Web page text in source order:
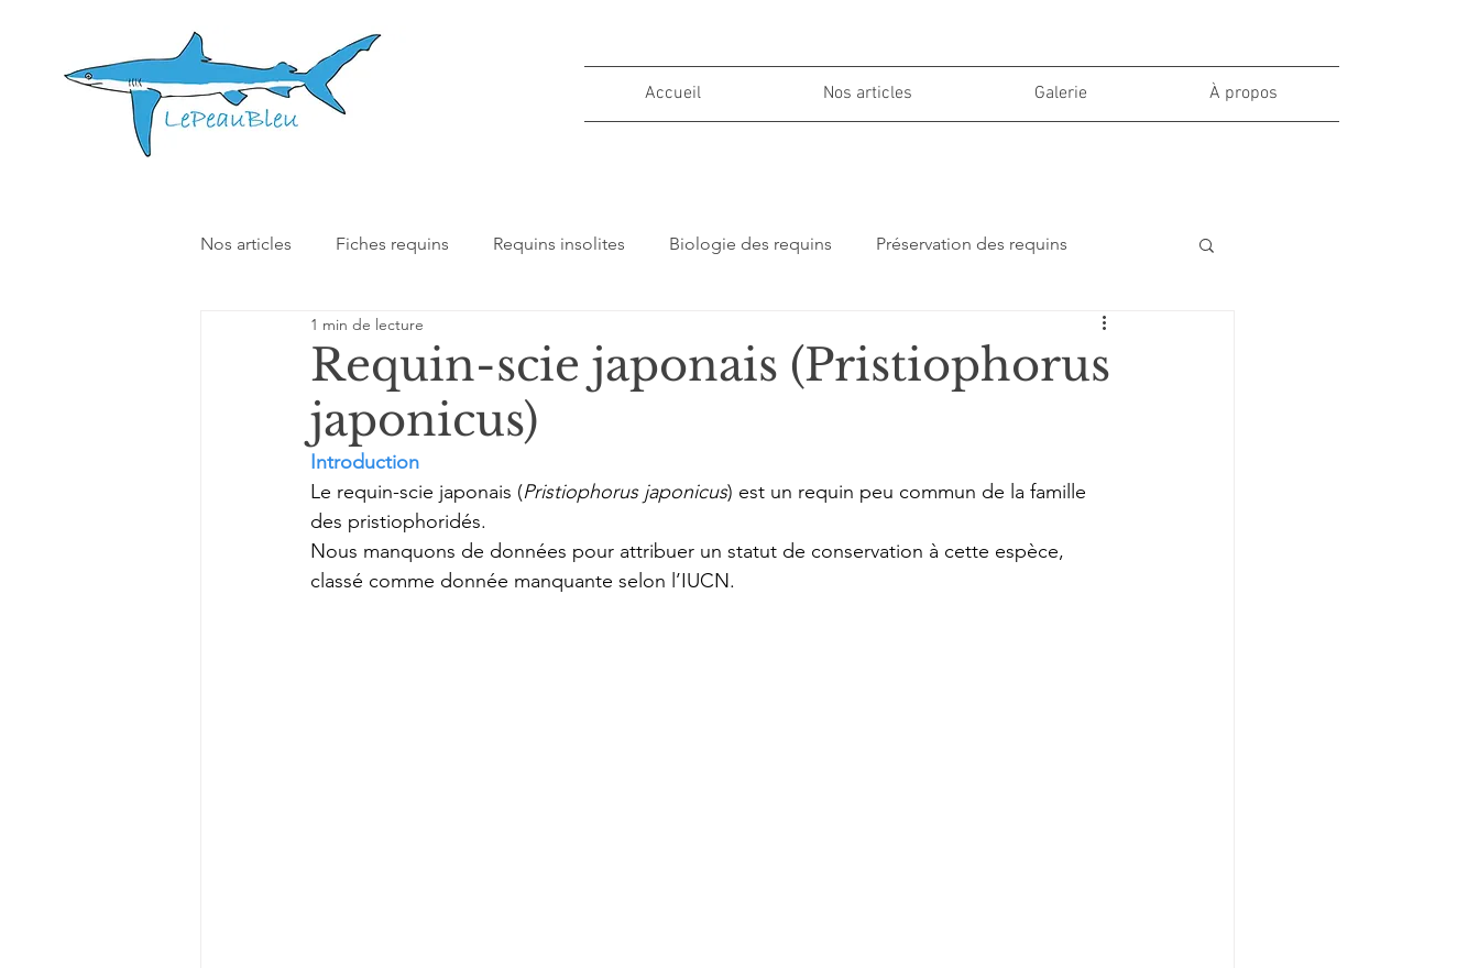
Accueil Nos articles Galerie À propos
Nos articles Fiches requins Requins insolites Biologie des requins Préservation des requins
Nos autres articles
Requin-scie japonais (Pristiophorus
japonicus)
1 min de lecture
Introduction
Le requin-scie japonais (Pristiophorus japonicus) est un requin peu commun de la famille
des pristiophoridés.
Nous manquons de données pour attribuer un statut de conservation à cette espèce,
classé comme donnée manquante selon l’IUCN.